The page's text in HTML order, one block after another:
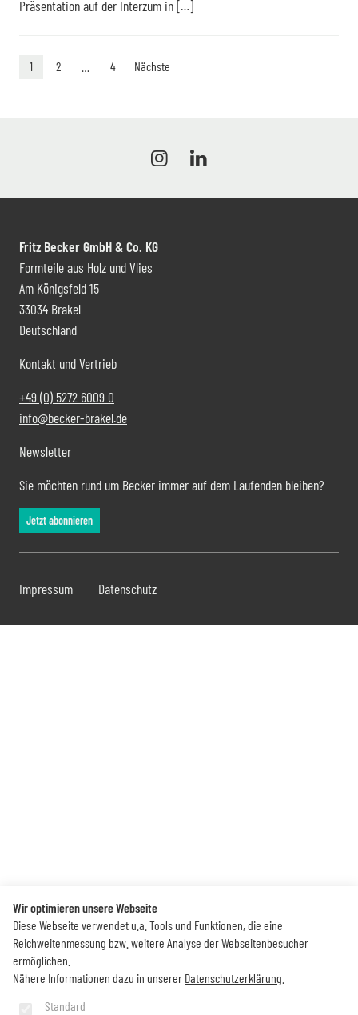
Präsentation auf der Interzum in […]
Seitennummerierung der Beiträge
1 2 4 Nächste
Fritz Becker GmbH & Co. KG
Formteile aus Holz und Vlies
Am Königsfeld 15
33034 Brakel
Deutschland
Kontakt und Vertrieb
+49 (0) 5272 6009 0
info@becker-brakel.de
Newsletter
Sie möchten rund um Becker immer auf dem Laufenden bleiben?
Jetzt abonnieren
Impressum Datenschutz
Wir optimieren unsere Webseite
Diese Webseite verwendet u.a. Tools und Funktionen, die eine
Reichweitenmessung bzw. weitere Analyse der Webseitenbesucher
ermöglichen.
Nähere Informationen dazu in unserer Datenschutzerklärung
Standard